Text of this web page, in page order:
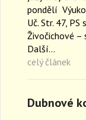
pondělí
Uč. Str. 47,
Živočichové
Další…
celý článek
Dubnové